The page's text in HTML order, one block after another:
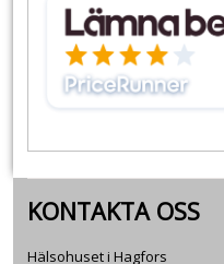
KONTAKTA OSS
Hälsohuset i Hagfors